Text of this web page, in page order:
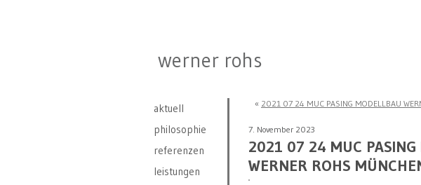
werner rohs
aktuell
philosophie
referenzen
leistungen
« 2021 07 24 MUC PASING MODELLBAU
7. November 2023
2021 07 24 MUC PASING
WERNER ROHS